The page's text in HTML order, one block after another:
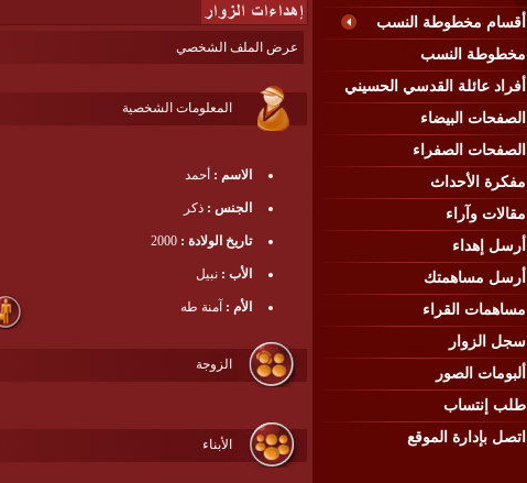
عرض الملف الشخصي
المعلومات الشخصية
الاسم : أحمد
الجنس : ذكر
تاريخ الولادة : 2000
الأب : نبيل
الأم : آمنة طه
الزوجة
الأبناء
أقسام مخطوطة النسب
مخطوطة النسب
أفراد عائلة القدسي الحسيني
الصفحات البيضاء
الصفحات الصفراء
مفكرة الأحداث
مقالات وآراء
أرسل إهداء
أرسل مساهمتك
مساهمات القراء
سجل الزوار
ألبومات الصور
طلب إنتساب
اتصل بإدارة الموقع